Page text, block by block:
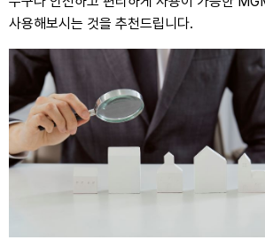
사용해보시는 것을 추천드립니다.